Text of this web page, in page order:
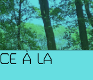
À LA